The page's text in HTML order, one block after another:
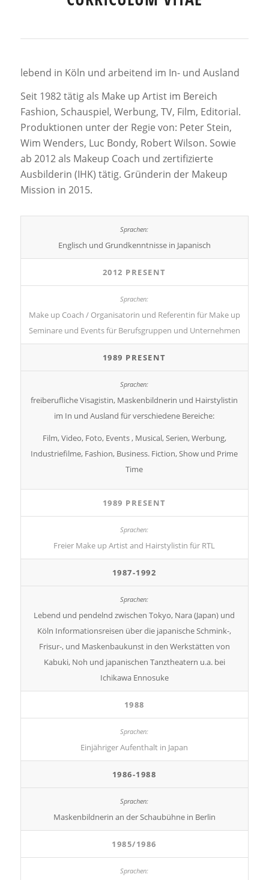
lebend in Köln und arbeitend im In- und Ausland
Seit 1982 tätig als Make up Artist im Bereich
Fashion, Schauspiel, Werbung, TV, Film, Editorial.
Produktionen unter der Regie von: Peter Stein,
Wim Wenders, Luc Bondy, Robert Wilson. Sowie
ab 2012 als Makeup Coach und zertifizierte
Ausbilderin (IHK) tätig. Gründerin der Makeup
Mission in 2015.
Englisch und Grundkenntnisse in Japanisch
2012 PRESENT
Make up Coach / Organisatorin und Referentin für Make up
Seminare und Events für Berufsgruppen und Unternehmen
1989 PRESENT
freiberufliche Visagistin, Maskenbildnerin und Hairstylistin
im In und Ausland für verschiedene Bereiche:
Film, Video, Foto, Events , Musical, Serien, Werbung,
Industriefilme, Fashion, Business. Fiction, Show und Prime
Time
1989 PRESENT
Freier Make up Artist and Hairstylistin für RTL
1987-1992
Lebend und pendelnd zwischen Tokyo, Nara (Japan) und
Köln Informationsreisen über die japanische Schmink-,
Frisur-, und Maskenbaukunst in den Werkstätten von
Kabuki, Noh und japanischen Tanztheatern u.a. bei
Ichikawa Ennosuke
1988
Einjähriger Aufenthalt in Japan
1986-1988
Maskenbildnerin an der Schaubühne in Berlin
1985/1986